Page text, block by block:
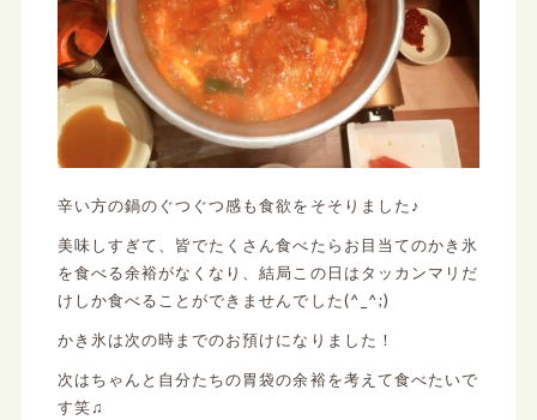
辛い方の鍋のぐつぐつ感も食欲をそそりました♪
美味しすぎて、皆でたくさん食べたらお目当てのかき氷
を食べる余裕がなくなり、結局この日はタッカンマリだ
けしか食べることができませんでした(^_^;)
かき氷は次の時までのお預けになりました！
次はちゃんと自分たちの胃袋の余裕を考えて食べたいで
す笑♫